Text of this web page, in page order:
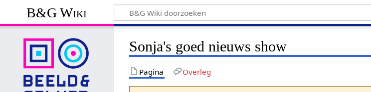
B&G Wiki
Sonja's goed nieuws show
Pagina Overleg